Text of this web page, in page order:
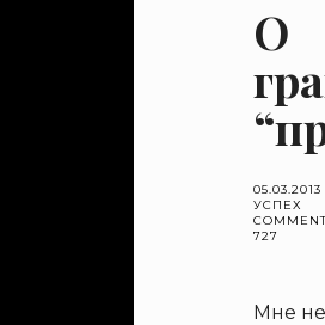
О
05.03.2013
УСПЕХ
727
Мне не